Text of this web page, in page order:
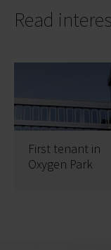
Read
First tenant in
Oxygen Park